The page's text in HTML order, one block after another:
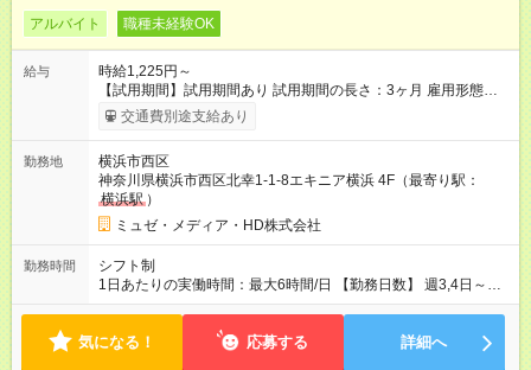
アルバイト 職種未経験OK
給与
時給1,225円～
【試用期間】試用期間あり 試用期間の長さ：3ヶ月 雇用形態、
給与は本採用時と同じです。
交通費別途支給あり
勤務地
横浜市西区
神奈川県横浜市西区北幸1-1-8エキニア横浜 4F（最寄り駅：
横浜駅 ）
ミュゼ・メディア・HD株式会社
勤務時間
シフト制
1日あたりの実働時間：最大6時間/日 【勤務日数】 週3,4日～
【勤務時間】 15:00～21:00
気になる！ 応募する 詳細へ